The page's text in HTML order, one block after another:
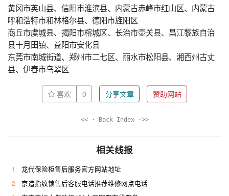
黄冈市英山县、信阳市淮滨县、内蒙古赤峰市红山区、内蒙古
呼和浩特市和林格尔县、德阳市旌阳区
商丘市虞城县、揭阳市榕城区、长治市壶关县、昌江黎族自治
县十月田镇、益阳市安化县
东莞市南城街道、郑州市二七区、丽水市松阳县、湘西州古丈
县、伊春市乌翠区
喜欢 0 分享文章 赞助网站
<< · Back Index ·>>
相关线报
1
龙代保险柜售后服务官方网站地址
2
京造指纹锁售后客服电话推荐维修网点电话